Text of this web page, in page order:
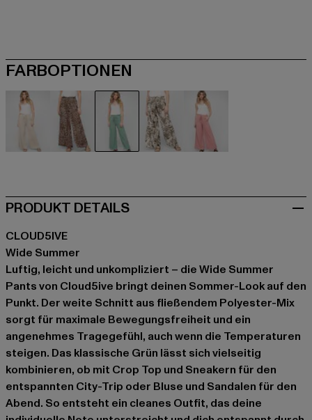
FARBOPTIONEN
PRODUKT DETAILS
CLOUD5IVE
Wide Summer
Luftig, leicht und unkompliziert – die Wide Summer
Pants von Cloud5ive bringt deinen Sommer-Look auf den
Punkt. Der weite Schnitt aus fließendem Polyester-Mix
sorgt für maximale Bewegungsfreiheit und ein
angenehmes Tragegefühl, auch wenn die Temperaturen
steigen. Das klassische Grün lässt sich vielseitig
kombinieren, ob mit Crop Top und Sneakern für den
entspannten City-Trip oder Bluse und Sandalen für den
Abend. So entsteht ein cleanes Outfit, das deine